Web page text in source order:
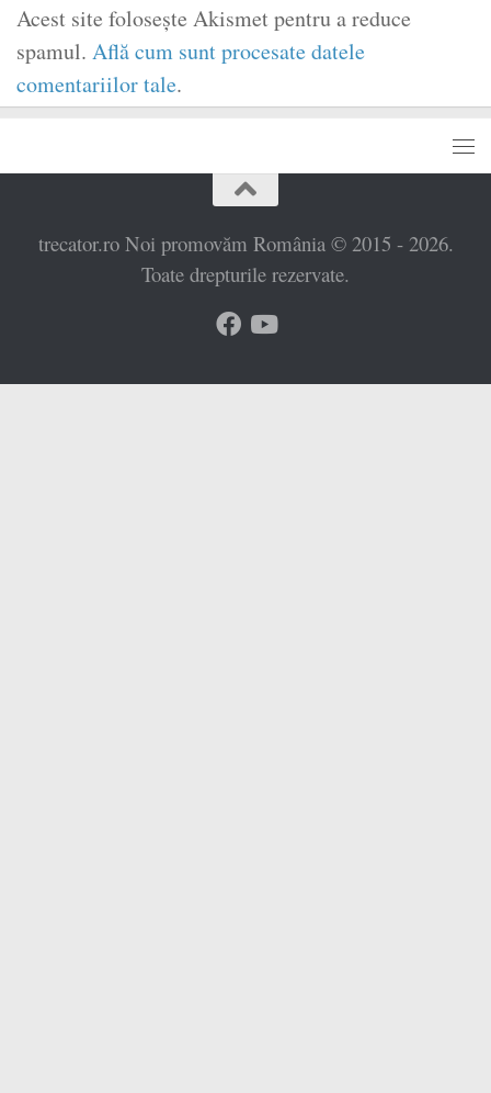
Acest site folosește Akismet pentru a reduce
spamul. Află cum sunt procesate datele
comentariilor tale.
trecator.ro Noi promovăm România © 2015 - 2026.
Toate drepturile rezervate.